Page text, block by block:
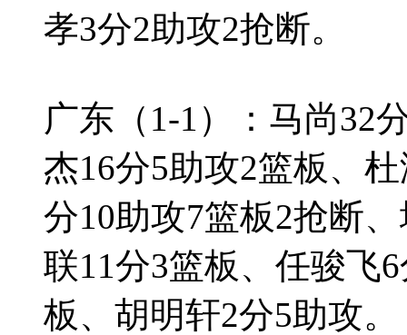
孝3分2助攻2抢断。
广东（1-1）：马尚32
杰16分5助攻2篮板、
分10助攻7篮板2抢断
联11分3篮板、任骏飞
板、胡明轩2分5助攻。